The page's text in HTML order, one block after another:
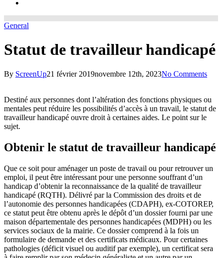
General
Statut de travailleur handicapé
By ScreenUp21 février 2019novembre 12th, 2023No Comments
Destiné aux personnes dont l’altération des fonctions physiques ou
mentales peut réduire les possibilités d’accès à un travail, le statut de
travailleur handicapé ouvre droit à certaines aides. Le point sur le
sujet.
Obtenir le statut de travailleur handicapé
Que ce soit pour aménager un poste de travail ou pour retrouver un
emploi, il peut être intéressant pour une personne souffrant d’un
handicap d’obtenir la reconnaissance de la qualité de travailleur
handicapé (RQTH). Délivré par la Commission des droits et de
l’autonomie des personnes handicapées (CDAPH), ex-COTOREP,
ce statut peut être obtenu après le dépôt d’un dossier fourni par une
maison départementale des personnes handicapées (MDPH) ou les
services sociaux de la mairie. Ce dossier comprend à la fois un
formulaire de demande et des certificats médicaux. Pour certaines
pathologies (déficit visuel ou auditif par exemple), un certificat sera